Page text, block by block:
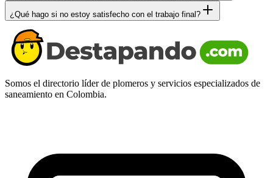
¿Qué hago si no estoy satisfecho con el trabajo final?
Somos el directorio líder de plomeros y servicios especializados de
saneamiento en Colombia.